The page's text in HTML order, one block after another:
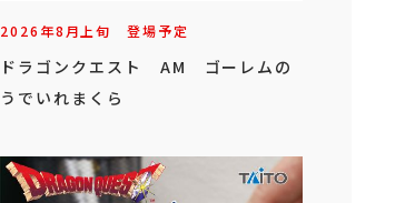
2026年8月上旬 登場予定
ドラゴンクエスト AM ゴーレムの
うでいれまくら